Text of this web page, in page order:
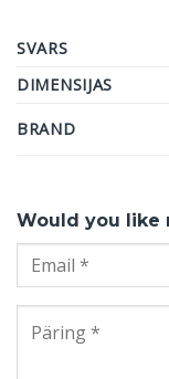
SVARS
DIMENSIJAS
BRAND
Would you like